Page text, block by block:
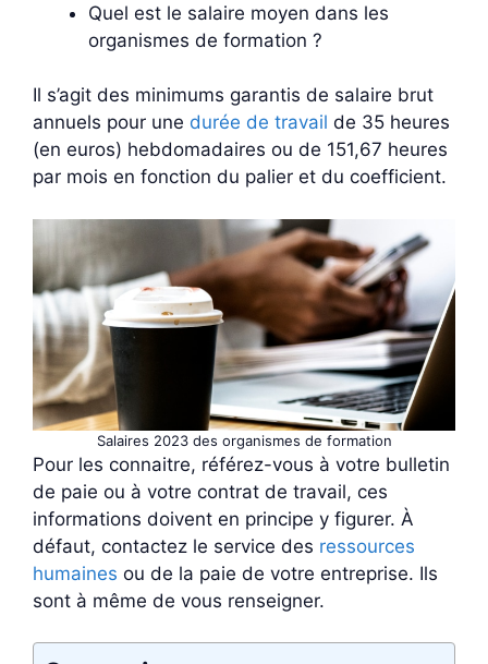
Quel est le salaire moyen dans les
organismes de formation ?
Il s’agit des minimums garantis de salaire brut
annuels pour une durée de travail de 35 heures
(en euros) hebdomadaires ou de 151,67 heures
par mois en fonction du palier et du coefficient.
Salaires 2023 des organismes de formation
Pour les connaitre, référez-vous à votre bulletin
de paie ou à votre contrat de travail, ces
informations doivent en principe y figurer. À
défaut, contactez le service des ressources
humaines ou de la paie de votre entreprise. Ils
sont à même de vous renseigner.